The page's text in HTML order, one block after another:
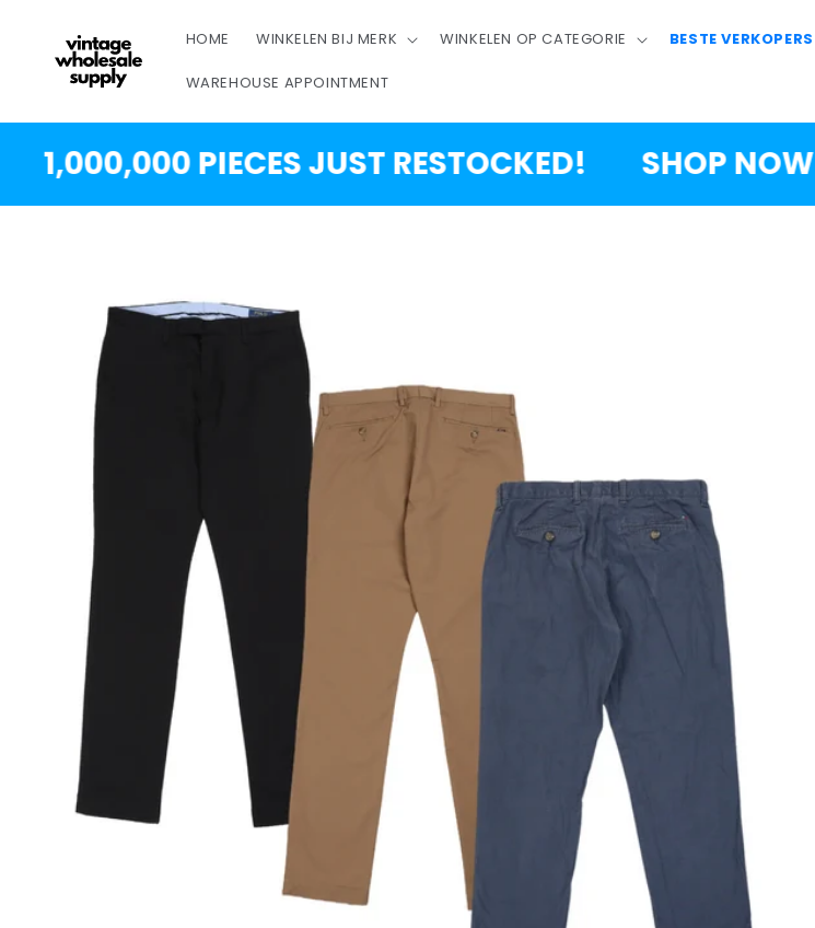
INHOUD
HOME WINKELEN BIJ MERK WINKELEN OP CATEGORIE BESTE VERKOPERS
WAREHOUSE APPOINTMENT
PIECES JUST RESTOCKED! SHOP NOW!
PRODUCTINFORMATIE